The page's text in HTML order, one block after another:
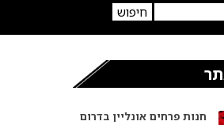
חנות פרחים אונליין בדרום